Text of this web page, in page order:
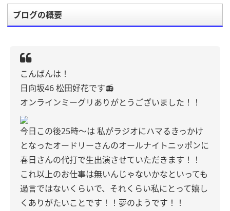
ブログの概要
こんばんは！
日向坂46 松田好花です📻
オンラインミーグリありがとうございました！！
今日この後25時〜は 私がラジオにハマるきっかけ
となったオードリーさんのオールナイトニッポンに
春日さんの代打で生出演させていただきます！！
これ以上のお仕事は無いんじゃないかなといっても
過言ではないくらいで、それくらい私にとって嬉し
くありがたいことです！！夢のようです！！